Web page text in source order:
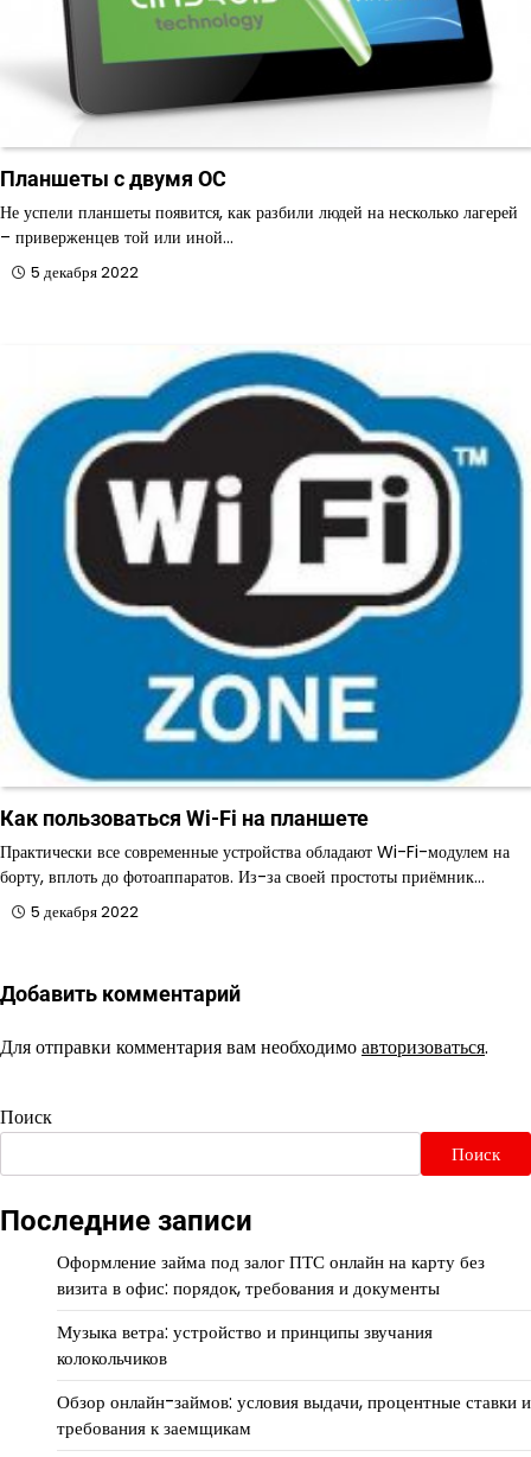
Планшеты с двумя ОС
Не успели планшеты появится, как разбили людей на несколько лагерей
– приверженцев той или иной…
5 декабря 2022
Как пользоваться Wi-Fi на планшете
Практически все современные устройства обладают Wi-Fi-модулем на
борту, вплоть до фотоаппаратов. Из-за своей простоты приёмник…
5 декабря 2022
Добавить комментарий
Для отправки комментария вам необходимоавторизоваться.
Поиск
Поиск
Последние записи
Оформление займа под залог ПТС онлайн на карту без
визита в офис: порядок, требования и документы
Музыка ветра: устройство и принципы звучания
колокольчиков
Обзор онлайн-займов: условия выдачи, процентные ставки и
требования к заемщикам